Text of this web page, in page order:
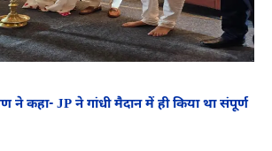
ने कहा- JP ने गांधी मैदान में ही किया था संपूर्ण